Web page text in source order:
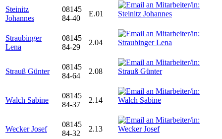
Steinitz
Johannes
08145
84-40
E.01
Straubinger
Lena
08145
84-29
2.04
Strauß Günter
08145
84-64
2.08
Walch Sabine
08145
84-37
2.14
Wecker Josef
08145
84-32
2.13